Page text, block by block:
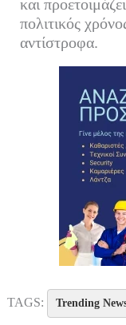
και
πολιτικός
αντίστροφα.
TAGS: Trending